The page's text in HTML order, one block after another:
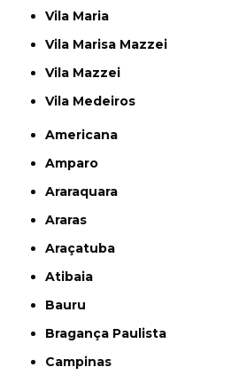
Vila Maria
Vila Marisa Mazzei
Vila Mazzei
Vila Medeiros
Americana
Amparo
Araraquara
Araras
Araçatuba
Atibaia
Bauru
Bragança Paulista
Campinas